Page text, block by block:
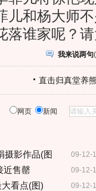
儿和杨大师
落谁家呢？
我来说两句(
直击归真堂养
网页 新闻
09-12-
摄影作品(图
09-12-
近售罄
09-12-
看点(图)